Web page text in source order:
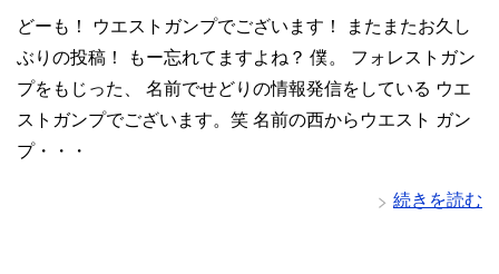
どーも！ ウエストガンプでございます！ またまたお久し
ぶりの投稿！ もー忘れてますよね？ 僕。 フォレストガン
プをもじった、 名前でせどりの情報発信をしている ウエ
ストガンプでございます。笑 名前の西からウエスト ガン
プ・・・
続きを読む